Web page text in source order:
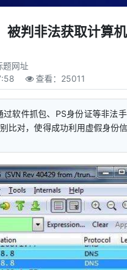
判非法获取计算
题网址
查看： 25011
软件抓包、PS身份证等非法
比对，使得成功利用虚假身份